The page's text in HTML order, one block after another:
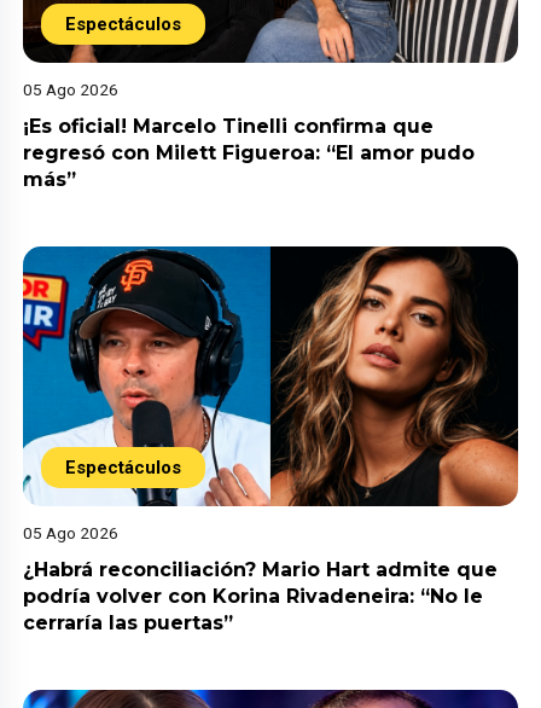
Espectáculos
05 Ago 2026
¡Es oficial! Marcelo Tinelli confirma que
regresó con Milett Figueroa: “El amor pudo
más”
Espectáculos
05 Ago 2026
¿Habrá reconciliación? Mario Hart admite que
podría volver con Korina Rivadeneira: “No le
cerraría las puertas”